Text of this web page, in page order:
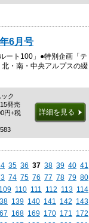
6月号
ート100」●特別企画「テ
・南・中央アルプスの綴
ク
発売
円+税
詳細を見る
35 36 37 38 39 40 41
74 75 76 77 78 79 80
109 110 111 112 113 114
139 140 141 142 143
168 169 170 171
172